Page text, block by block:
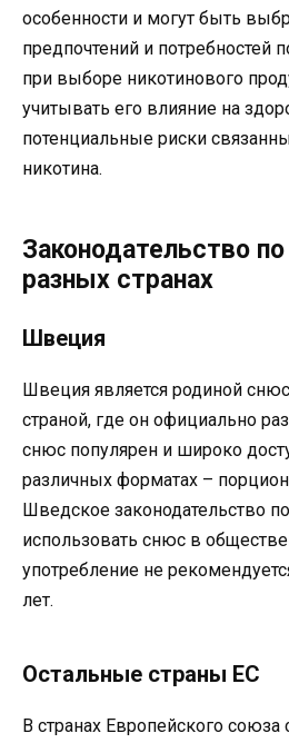
особенности и могут быть
предпочтений и потребностей
при выборе никотинового
учитывать его влияние на
потенциальные риски
никотина.
Законодательство
разных странах
Швеция
Швеция является родиной
страной, где он официально
снюс популярен и широко
различных форматах –
Шведское законодательство
использовать снюс в
употребление не
лет.
Остальные страны ЕС
В странах Европейского союза